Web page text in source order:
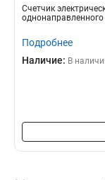
Счетчик
Подробнее
Наличие: В